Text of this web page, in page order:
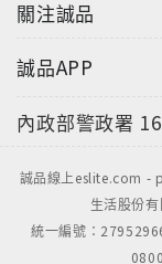
關注誠品
誠品APP
內政部警政署
誠品線上eslite.com -
生活股份
統一編號：